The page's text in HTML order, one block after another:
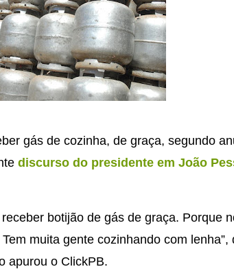
gás de cozinha, de graça, segundo
discurso do presidente em João
botijão de gás de graça. Porque
muita gente cozinhando com lenha”,
apurou o ClickPB.